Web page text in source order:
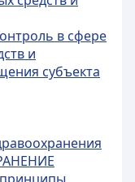
в сфере
и
субъекта